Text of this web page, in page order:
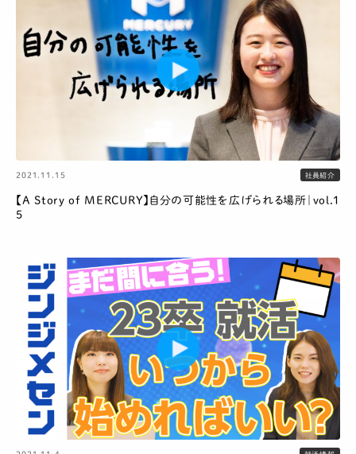
2021.11.15 社員紹介
【A Story of MERCURY】自分の可能性を広げられる場所｜vol.1
5